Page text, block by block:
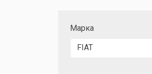
Марка
FIAT